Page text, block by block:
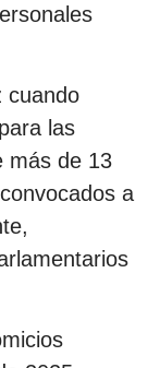
cuando
las
más de 13
a